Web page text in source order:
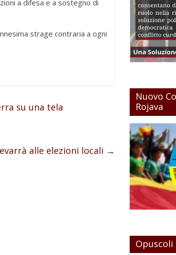
a difesa e a sostegno di
strage contraria a ogni
su una tela
alle elezioni locali →
Nuovo
Rojava
Opuscoli